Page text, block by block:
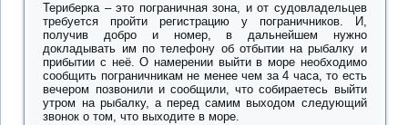
Териберка – это пограничная зона, и от судовладельцев
требуется пройти регистрацию у пограничников. И,
получив добро и номер, в дальнейшем нужно
докладывать им по телефону об отбытии на рыбалку и
прибытии с неё. О намерении выйти в море необходимо
сообщить пограничникам не менее чем за 4 часа, то есть
вечером позвонили и сообщили, что собираетесь выйти
утром на рыбалку, а перед самим выходом следующий
звонок о том, что выходите в море.